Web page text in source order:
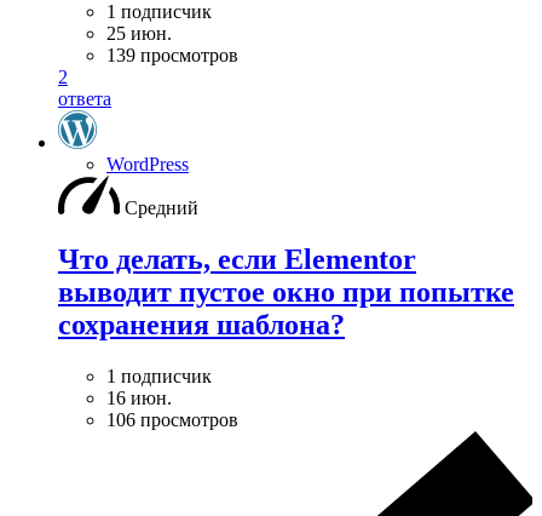
1 подписчик
25 июн.
139 просмотров
2
ответа
WordPress
Средний
Что делать, если Elementor
выводит пустое окно при попытке
сохранения шаблона?
1 подписчик
16 июн.
106 просмотров